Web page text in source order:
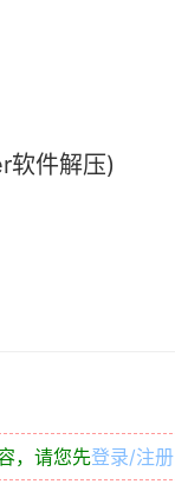
软件解压)
，请您先登录/注册